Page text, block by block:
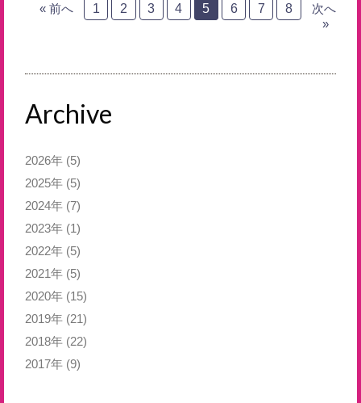
« 前へ 1 2 3 4 5 6 7 8
次へ
»
Archive
2026年 (5)
2025年 (5)
2024年 (7)
2023年 (1)
2022年 (5)
2021年 (5)
2020年 (15)
2019年 (21)
2018年 (22)
2017年 (9)